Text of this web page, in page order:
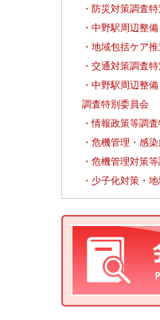
・防災対策調査
・中野駅周辺整
・地域包括ケア
・交通対策調査
・中野駅周辺整
調査特別委員会
・情報政策等調
・危機管理・感
・危機管理対策
・少子化対策・